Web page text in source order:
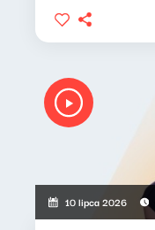
10 lipca 2026